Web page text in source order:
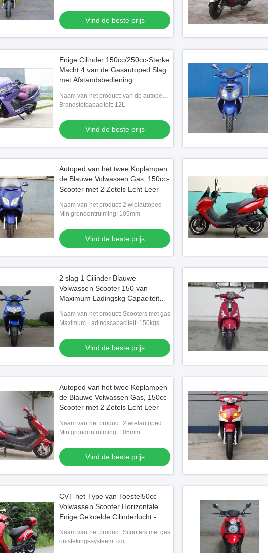
Vind de beste prijs
Enige Cilinder 150cc/250cc-Sterke
Macht 4 van de Gasautoped Slag
met Afstandsbediening
Naam van het product: van de autoped
van het weggas
Brandstofcapaciteit: 12L
Vind de beste prijs
Autoped van het twee Koplampen
de Blauwe Volwassen Gas, 150cc-
Scooter met 2 Zetels Echt Leer
Naam van het product: 2 wielautoped
Min grondontruiming: 105mm
Vind de beste prijs
2 slag 1 Cilinder Blauwe
Volwassen Scooter 150 van
Maximum Ladingskg Capaciteit
Naam van het product: Scooters met gas
Maximum Ladingscapaciteit: 150kgs
Vind de beste prijs
Autoped van het twee Koplampen
de Blauwe Volwassen Gas, 150cc-
Scooter met 2 Zetels Echt Leer
Naam van het product: 2 wielautoped
Min grondontruiming: 105mm
Vind de beste prijs
CVT-het Type van Toestel50cc
Volwassen Scooter Horizontale
Enige Gekoelde Cilinderlucht -
Naam van het product: Scooters met gas
ontstekingssysteem: cdi